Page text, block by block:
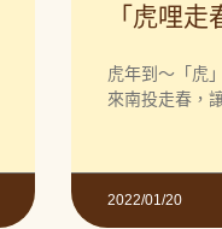
「虎哩
虎年到～「虎
來南投走春，
2022/01/20